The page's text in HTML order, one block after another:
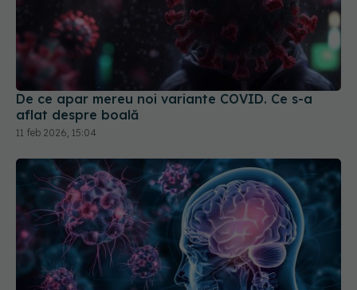
De ce apar mereu noi variante COVID. Ce s-a
aflat despre boală
11 feb 2026, 15:04